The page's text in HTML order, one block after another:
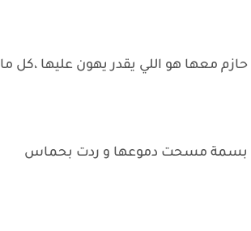
معها هو اللي يقدر يهون عليها ،كل ما
رقم بسمة مسحت دموعها و ردت بحماس